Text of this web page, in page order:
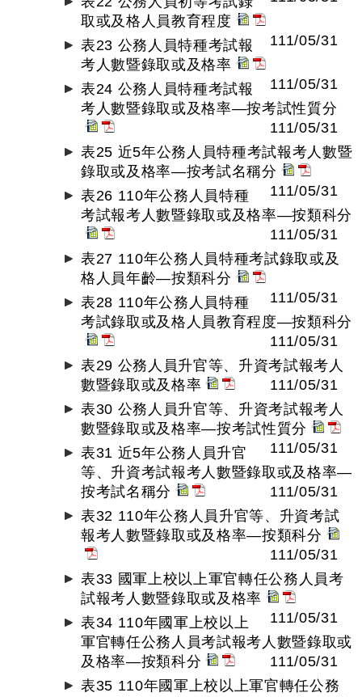
取或及格人員教育程度
111/05/31
表23 公務人員特種考試報
考人數暨錄取或及格率
111/05/31
表24 公務人員特種考試報
考人數暨錄取或及格率—按考試性質分
111/05/31
表25 近5年公務人員特種考試報考人數暨
錄取或及格率—按考試名稱分
111/05/31
表26 110年公務人員特種
考試報考人數暨錄取或及格率—按類科分
111/05/31
表27 110年公務人員特種考試錄取或及
格人員年齡—按類科分
111/05/31
表28 110年公務人員特種
考試錄取或及格人員教育程度—按類科分
111/05/31
表29 公務人員升官等、升資考試報考人
數暨錄取或及格率
111/05/31
表30 公務人員升官等、升資考試報考人
數暨錄取或及格率—按考試性質分
111/05/31
表31 近5年公務人員升官
等、升資考試報考人數暨錄取或及格率—
按考試名稱分
111/05/31
表32 110年公務人員升官等、升資考試
報考人數暨錄取或及格率—按類科分
111/05/31
表33 國軍上校以上軍官轉任公務人員考
試報考人數暨錄取或及格率
111/05/31
表34 110年國軍上校以上
軍官轉任公務人員考試報考人數暨錄取或
及格率—按類科分
111/05/31
表35 110年國軍上校以上軍官轉任公務